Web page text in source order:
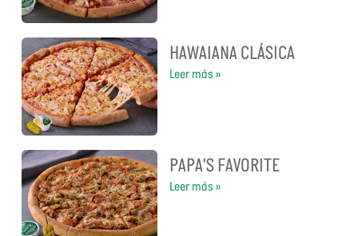
HAWAIANA CLÁSICA
Leer más »
PAPA'S FAVORITE
Leer más »